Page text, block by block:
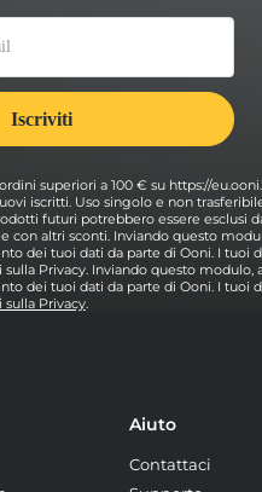
superiori a 100 € su https://
iscritti. Uso singolo e non
futuri potrebbero essere esclusi
con altri sconti. Inviando questo
dei tuoi dati da parte di Ooni. I tuoi
sulla Privacy. Inviando questo
dei tuoi dati da parte di Ooni. I tuoi
sulla Privacy.
Aiuto
Contattaci